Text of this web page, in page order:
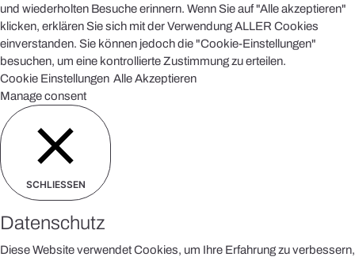
und wiederholten Besuche erinnern. Wenn Sie auf "Alle akzeptieren"
klicken, erklären Sie sich mit der Verwendung ALLER Cookies
einverstanden. Sie können jedoch die "Cookie-Einstellungen"
besuchen, um eine kontrollierte Zustimmung zu erteilen.
Cookie Einstellungen Alle Akzeptieren
Manage consent
SCHLIESSEN
Datenschutz
Diese Website verwendet Cookies, um Ihre Erfahrung zu verbessern,